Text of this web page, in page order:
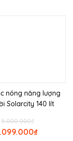
nóng năng lượng
Solarcity 140 lít
₫
5.000.000
₫